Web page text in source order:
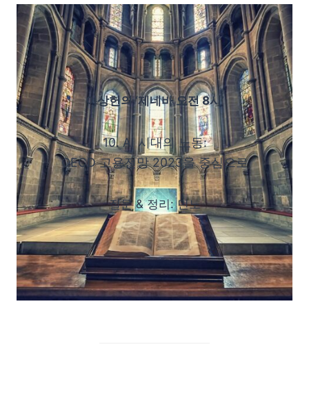
이상헌의 ‘제네바 오전 8시’
10. AI 시대의 노동:
OECD 고용전망 2023을 중심으로
질문 & 정리: 민노